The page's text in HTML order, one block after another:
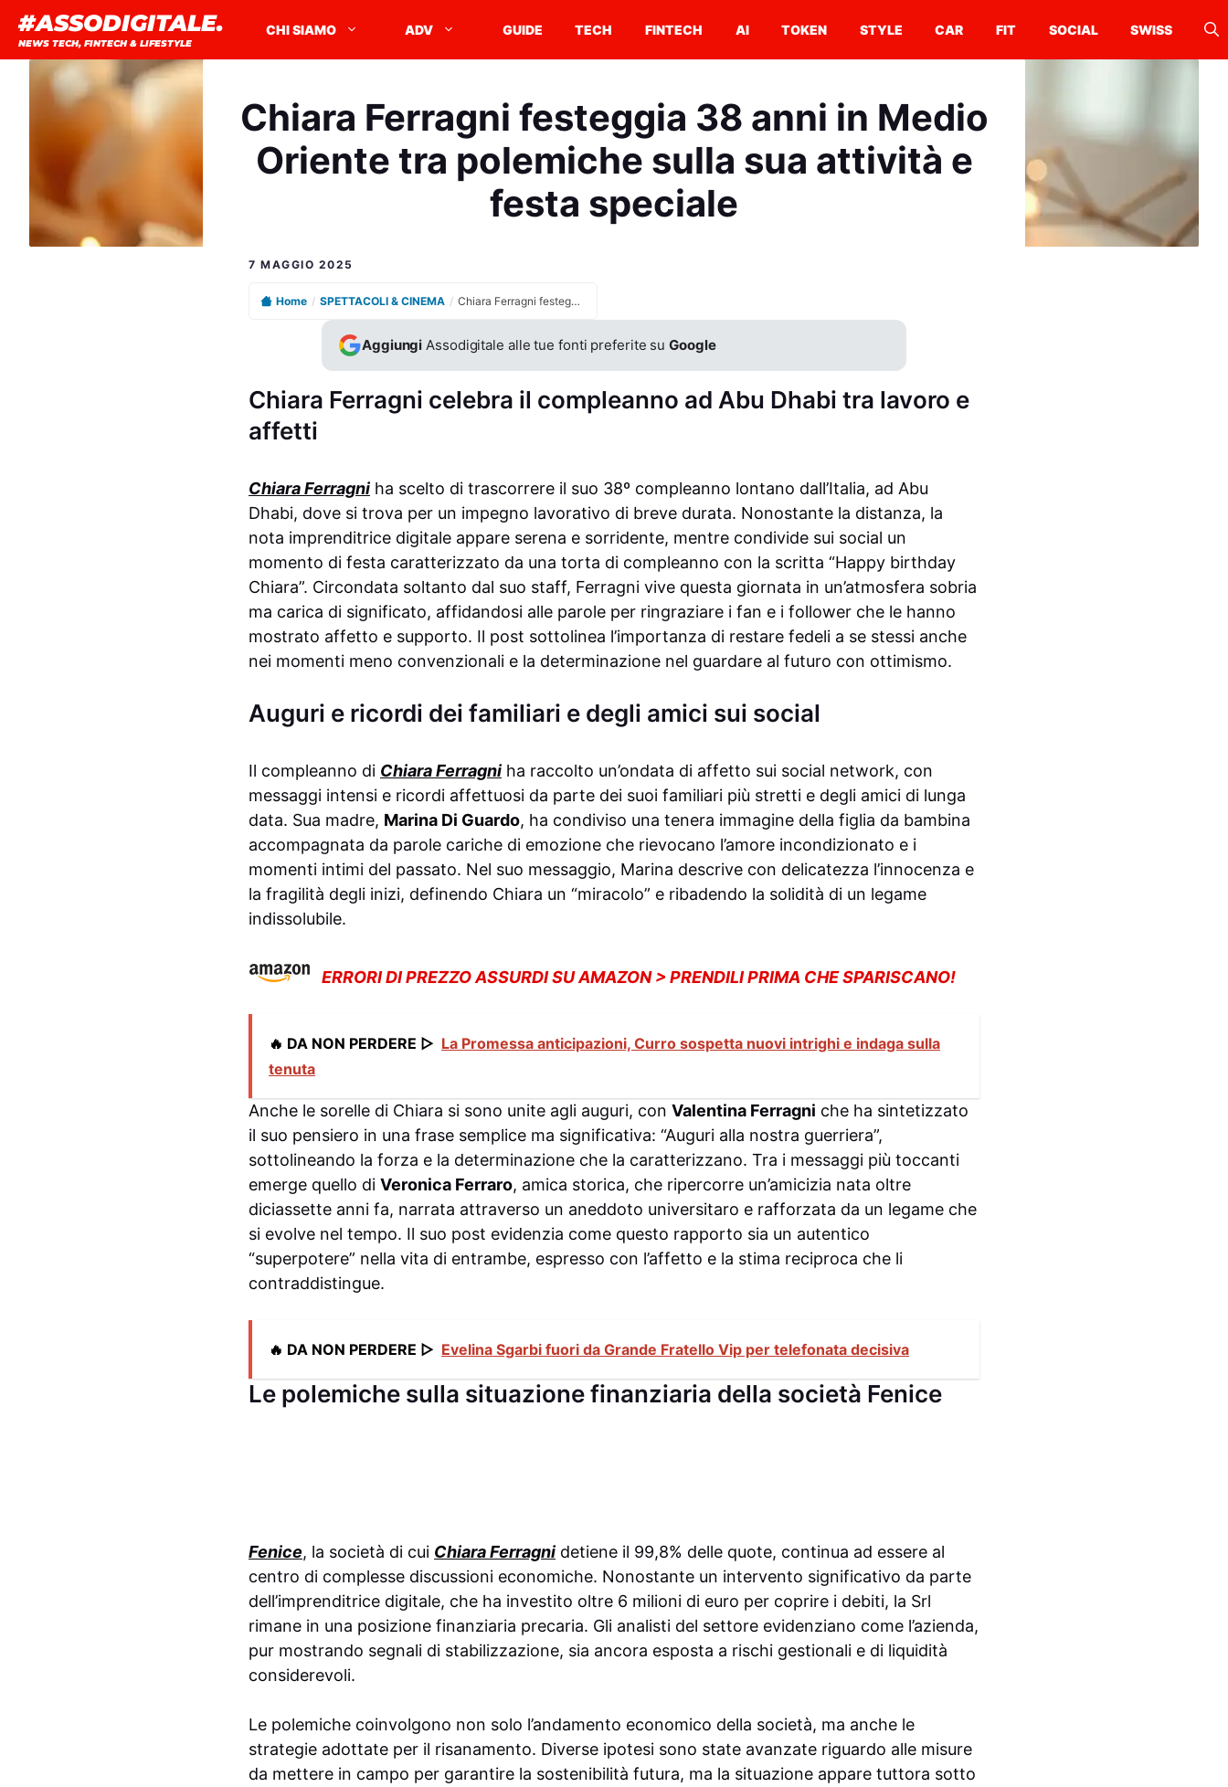
contenuto
#ASSODIGITALE.
NEWS TECH, FINTECH & LIFESTYLE
CHI SIAMO ADV GUIDE TECH FINTECH AI TOKEN STYLE CAR FIT SOCIAL SWISS
Chiara Ferragni festeggia 38 anni in Medio
Oriente tra polemiche sulla sua attività e
festa speciale
7 MAGGIO 2025
Home / SPETTACOLI & CINEMA / Chiara Ferragni festeggia 38 anni in Medio Oriente tra polemiche sulla sua attività e festa speciale
Aggiungi Assodigitale alle tue fonti preferite suGoogle
Chiara Ferragni celebra il compleanno ad Abu Dhabi tra lavoro e
affetti
Chiara Ferragni ha scelto di trascorrere il suo 38º compleanno lontano dall’Italia, ad Abu
Dhabi, dove si trova per un impegno lavorativo di breve durata. Nonostante la distanza, la
nota imprenditrice digitale appare serena e sorridente, mentre condivide sui social un
momento di festa caratterizzato da una torta di compleanno con la scritta “Happy birthday
Chiara”. Circondata soltanto dal suo staff, Ferragni vive questa giornata in un’atmosfera sobria
ma carica di significato, affidandosi alle parole per ringraziare i fan e i follower che le hanno
mostrato affetto e supporto. Il post sottolinea l’importanza di restare fedeli a se stessi anche
nei momenti meno convenzionali e la determinazione nel guardare al futuro con ottimismo.
Auguri e ricordi dei familiari e degli amici sui social
Il compleanno di Chiara Ferragni ha raccolto un’ondata di affetto sui social network, con
messaggi intensi e ricordi affettuosi da parte dei suoi familiari più stretti e degli amici di lunga
data. Sua madre, Marina Di Guardo, ha condiviso una tenera immagine della figlia da bambina
accompagnata da parole cariche di emozione che rievocano l’amore incondizionato e i
momenti intimi del passato. Nel suo messaggio, Marina descrive con delicatezza l’innocenza e
la fragilità degli inizi, definendo Chiara un “miracolo” e ribadendo la solidità di un legame
indissolubile.
ERRORI DI PREZZO ASSURDI SU AMAZON > PRENDILI PRIMA CHE SPARISCANO!
🔥 DA NON PERDERE ▷ La Promessa anticipazioni, Curro sospetta nuovi intrighi e indaga sulla
tenuta
Anche le sorelle di Chiara si sono unite agli auguri, con Valentina Ferragni che ha sintetizzato
il suo pensiero in una frase semplice ma significativa: “Auguri alla nostra guerriera”,
sottolineando la forza e la determinazione che la caratterizzano. Tra i messaggi più toccanti
emerge quello di Veronica Ferraro, amica storica, che ripercorre un’amicizia nata oltre
diciassette anni fa, narrata attraverso un aneddoto universitaro e rafforzata da un legame che
si evolve nel tempo. Il suo post evidenzia come questo rapporto sia un autentico
“superpotere” nella vita di entrambe, espresso con l’affetto e la stima reciproca che li
contraddistingue.
🔥 DA NON PERDERE ▷ Evelina Sgarbi fuori da Grande Fratello Vip per telefonata decisiva
Le polemiche sulla situazione finanziaria della società Fenice
Fenice, la società di cui Chiara Ferragni detiene il 99,8% delle quote, continua ad essere al
centro di complesse discussioni economiche. Nonostante un intervento significativo da parte
dell’imprenditrice digitale, che ha investito oltre 6 milioni di euro per coprire i debiti, la Srl
rimane in una posizione finanziaria precaria. Gli analisti del settore evidenziano come l’azienda,
pur mostrando segnali di stabilizzazione, sia ancora esposta a rischi gestionali e di liquidità
considerevoli.
Le polemiche coinvolgono non solo l’andamento economico della società, ma anche le
strategie adottate per il risanamento. Diverse ipotesi sono state avanzate riguardo alle misure
da mettere in campo per garantire la sostenibilità futura, ma la situazione appare tuttora sotto